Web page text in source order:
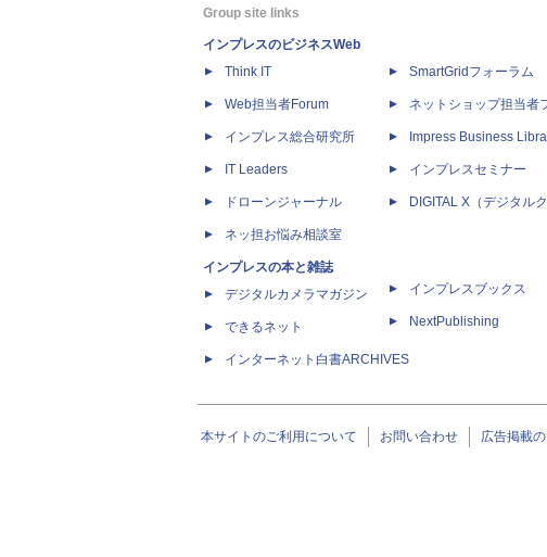
Group site links
インプレスのビジネスWeb
Think IT
Web担当者Forum
インプレス総合研究所
IT Leaders
ドローンジャーナル
ネッ担お悩み相談室
インプレスの本と雑誌
デジタルカメラマガジン
できるネット
インターネット白書ARCHIVES
SmartGridフォーラム
ネットショップ担当者
Impress Business
インプレスセミナー
DIGITAL X（デジタルク
インプレスブックス
NextPublishing
本サイトのご利用について お問い合わせ 広告掲載